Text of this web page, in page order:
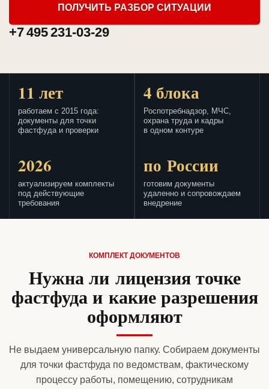
ПОЛУЧИТЬ РАЗБОР СИТУАЦИИ
+7 495 231-03-29
11 лет
работаем с 2015 года:
документы для точки
фастфуда и проверки
4 блока
Роспотребнадзор, МЧС,
охрана труда и кадры
в одном контуре
2026
актуализируем комплекты
под действующие
требования
по России
готовим документы
удаленно и сопровождаем
внедрение
КОМПЛЕКТ ДОКУМЕНТОВ
Нужна ли лицензия точке
фастфуда и какие разрешения
оформляют
Не выдаем универсальную папку. Собираем документы
для точки фастфуда по ведомствам, фактическому
процессу работы, помещению, сотрудникам